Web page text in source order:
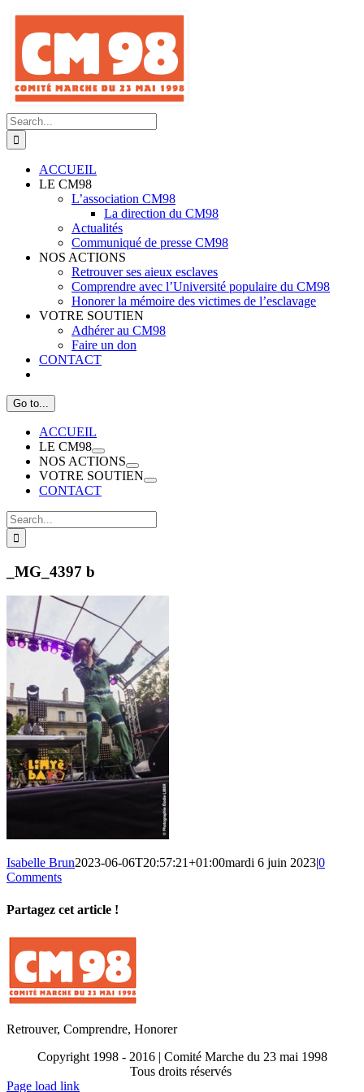
Skip
content
Search
for:
ACCUEIL
LE CM98
L’association CM98
La direction du CM98
Actualités
Communiqué de presse CM98
NOS ACTIONS
Retrouver ses aieux esclaves
Comprendre avec l’Université populaire du CM98
Honorer la mémoire des victimes de l’esclavage
VOTRE SOUTIEN
Adhérer au CM98
Faire un don
CONTACT
Go to...
ACCUEIL
LE CM98
NOS ACTIONS
VOTRE SOUTIEN
CONTACT
Search
for:
_MG_4397 b
Isabelle Brun2023-06-06T20:57:21+01:00mardi 6 juin 2023|0
Comments
Partagez cet article !
Facebook
X
Reddit
LinkedIn
WhatsApp
Telegram
Tumblr
Pinterest
Vk
Xing
Email
Retrouver, Comprendre, Honorer
Copyright 1998 - 2016 | Comité Marche du 23 mai 1998
Tous droits réservés
Toggle
Page load link